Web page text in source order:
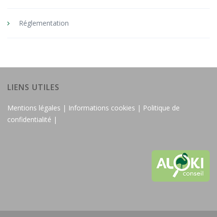
Réglementation
LIENS UTILES
Mentions légales | Informations cookies | Politique de
confidentialité |